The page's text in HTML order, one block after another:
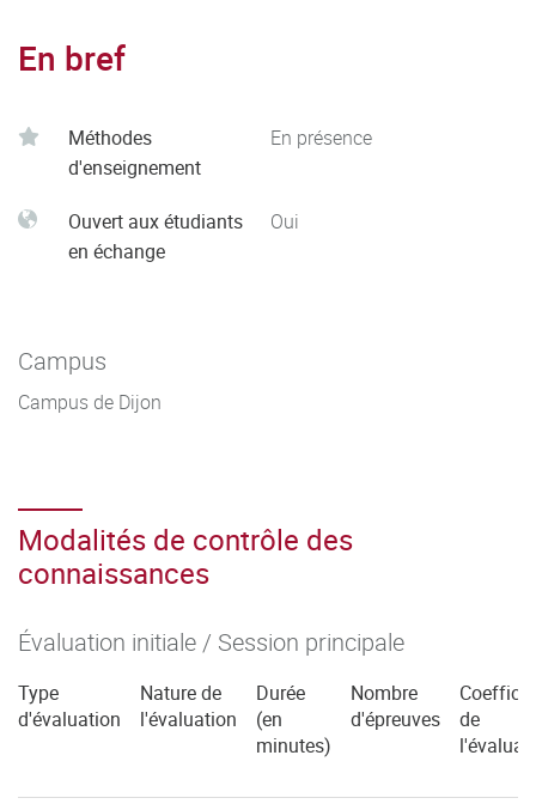
En bref
Méthodes
d'enseignement
En présence
Ouvert aux étudiants
en échange
Oui
Campus
Campus de Dijon
Modalités de contrôle des
connaissances
Évaluation initiale / Session principale
Type
d'évaluation
Nature de
l'évaluation
Durée
(en
minutes)
Nombre
d'épreuves
de